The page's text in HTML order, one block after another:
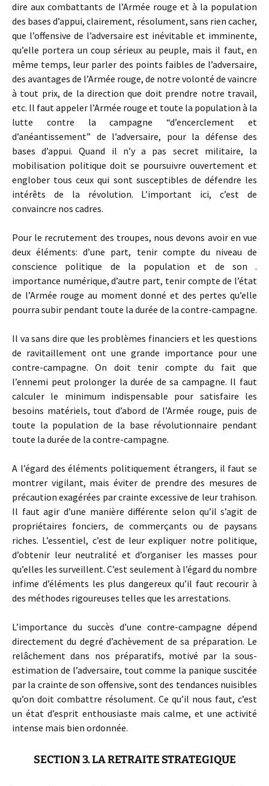
dire aux combattants de l’Armée rouge et à la population
des bases d’appui, clairement, résolument, sans rien cacher,
que l’offensive de l’adversaire est inévitable et imminente,
qu’elle portera un coup sérieux au peuple, mais il faut, en
même temps, leur parler des points faibles de l’adversaire,
des avantages de l’Armée rouge, de notre volonté de vaincre
à tout prix, de la direction que doit prendre notre travail,
etc. Il faut appeler l’Armée rouge et toute la population à la
lutte contre la campagne “d’encerclement et
d’anéantissement” de l’adversaire, pour la défense des
bases d’appui. Quand il n’y a pas secret militaire, la
mobilisation politique doit se poursuivre ouvertement et
englober tous ceux qui sont susceptibles de défendre les
intérêts de la révolution. L’important ici, c’est de
convaincre nos cadres.
Pour le recrutement des troupes, nous devons avoir en vue
deux éléments: d’une part, tenir compte du niveau de
conscience politique de la population et de son .
importance numérique, d’autre part, tenir compte de l’état
de l’Armée rouge au moment donné et des pertes qu’elle
pourra subir pendant toute la durée de la contre-campagne.
Il va sans dire que les problèmes financiers et les questions
de ravitaillement ont une grande importance pour une
contre-campagne. On doit tenir compte du fait que
l’ennemi peut prolonger la durée de sa campagne. Il faut
calculer le minimum indispensable pour satisfaire les
besoins matériels, tout d’abord de l’Armée rouge, puis de
toute la population de la base révolutionnaire pendant
toute la durée de la contre-campagne.
A l’égard des éléments politiquement étrangers, il faut se
montrer vigilant, mais éviter de prendre des mesures de
précaution exagérées par crainte excessive de leur trahison.
Il faut agir d’une manière différente selon qu’il s’agit de
propriétaires fonciers, de commerçants ou de paysans
riches. L’essentiel, c’est de leur expliquer notre politique,
d’obtenir leur neutralité et d’organiser les masses pour
qu’elles les surveillent. C’est seulement à l’égard du nombre
infime d’éléments les plus dangereux qu’il faut recourir à
des méthodes rigoureuses telles que les arrestations.
L’importance du succès d’une contre-campagne dépend
directement du degré d’achèvement de sa préparation. Le
relâchement dans nos préparatifs, motivé par la sous-
estimation de l’adversaire, tout comme la panique suscitée
par la crainte de son offensive, sont des tendances nuisibles
qu’on doit combattre résolument. Ce qu’il nous faut, c’est
un état d’esprit enthousiaste mais calme, et une activité
intense mais bien ordonnée.
SECTION 3. LA RETRAITE STRATEGIQUE